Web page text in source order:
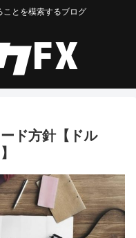
ことを模索するブログ
ド方針【ドル